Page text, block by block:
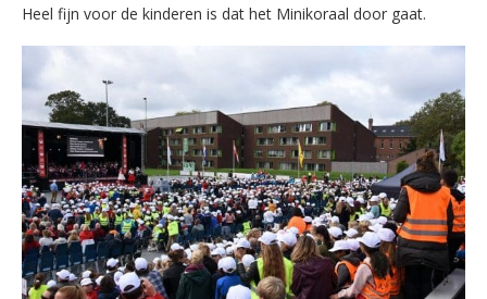
Heel fijn voor de kinderen is dat het Minikoraal door gaat.